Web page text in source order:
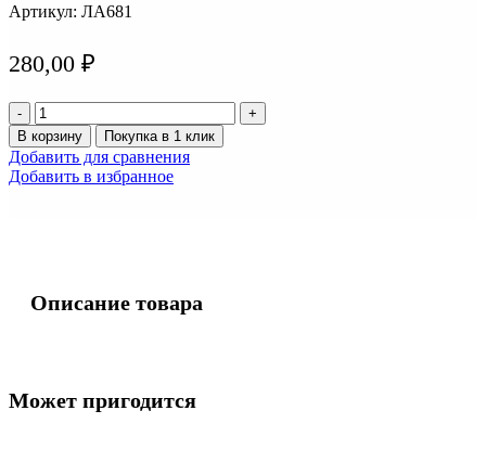
Артикул: ЛА681
280,00 ₽
Количество
товара
Лампа
КСЕНОН
H1
В корзину Покупка в 1 клик
Добавить для сравнения
Добавить в избранное
Описание товара
Может пригодится